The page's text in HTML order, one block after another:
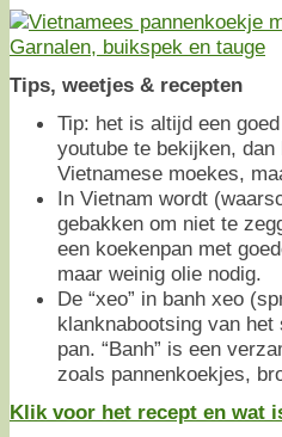
Tips, weetjes & recepten
Tip: het is altijd een
youtube te bekijken,
Vietnamese moekes,
In Vietnam wordt
gebakken om niet te
een koekenpan met
maar weinig olie nodig.
De “xeo” in banh xeo
klanknabootsing van
pan. “Banh” is een
zoals pannenkoekjes,
Klik voor het recept en wat